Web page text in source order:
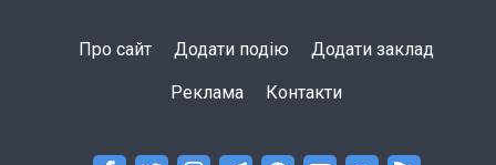
Про сайт Додати подію Додати заклад
Реклама Контакти